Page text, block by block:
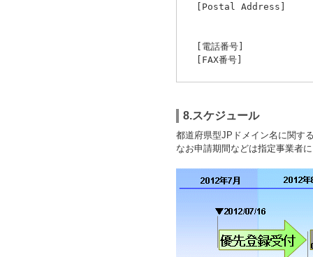
[Postal
[電話番号]
[FAX番号]
8.スケジュール
都道府県型JPドメイン名に関す
なお申請期間などは指定事業者